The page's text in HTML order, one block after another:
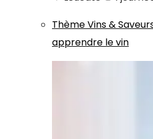
ThèmeVins &
apprendre le vin